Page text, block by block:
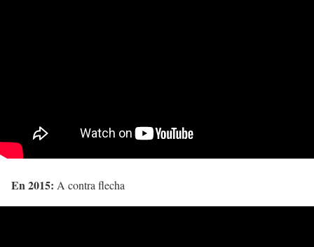
En 2015: A contra flecha